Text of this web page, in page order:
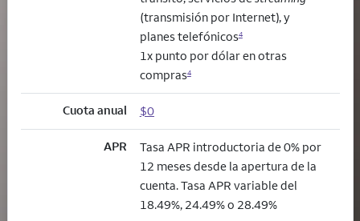
(transmisión por Internet), y
planes telefónicos4
1x punto por dólar en otras
compras4
Cuota anual $0
APR
Tasa APR introductoria de 0% por
12 meses desde la apertura de la
cuenta. Tasa APR variable del
18.49%, 24.49% o 28.49%